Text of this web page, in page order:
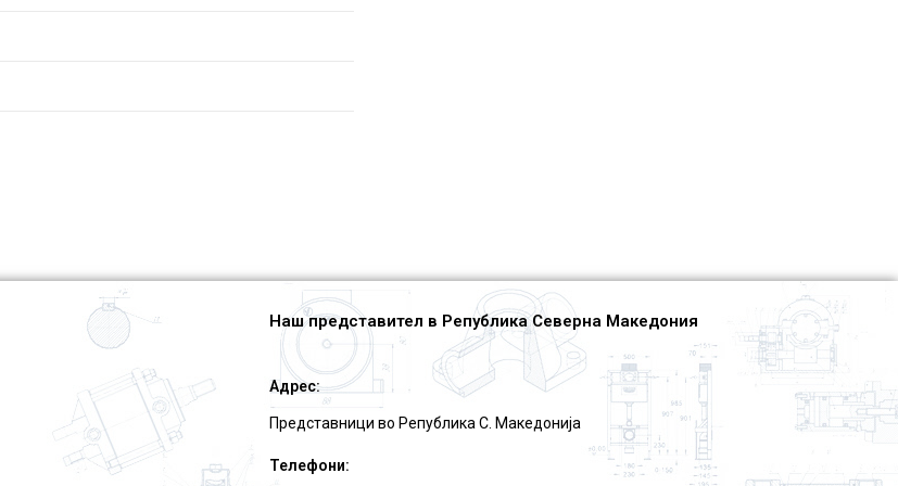
Наш представител в Република Северна Македония
Адрес:
Представници во Република С. Македониjа
Телефони: